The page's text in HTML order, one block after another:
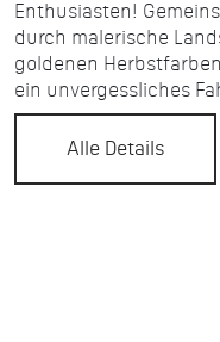
Enthusiasten!
durch malerische
goldenen
ein unvergessliches
Alle Details